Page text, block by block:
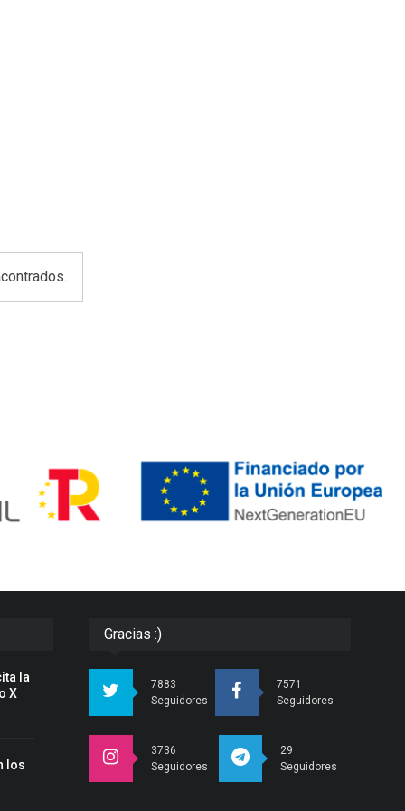
la
X
los
Gracias :)
7883
Seguidores
7571
Seguidores
3736
Seguidores
29
Seguidores